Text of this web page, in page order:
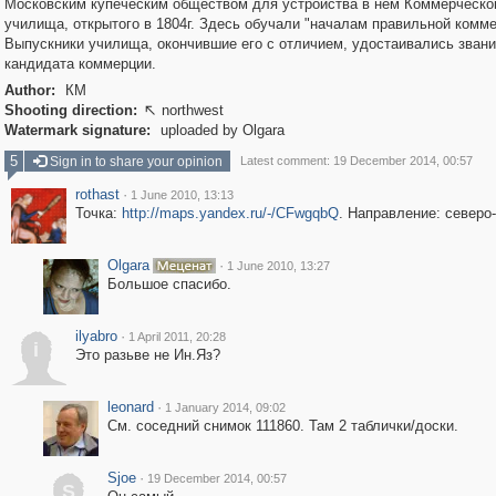
Московским купеческим обществом для устройства в нем
училища, открытого в 1804г. Здесь обучали "началам правильной
Выпускники училища, окончившие его с отличием, удостаивались
кандидата коммерции.
Author:
КМ
Shooting direction:  northwest
Watermark signature:
uploaded by Olgara
5
Sign in to share your opinion Latest comment: 19 December 2014, 00:57
rothast · 1 June 2010, 13:13
Точка: http://maps.yandex.ru/-/CFwgqbQ. Направление:
Olgara · 1 June 2010, 13:27
Большое спасибо.
i
ilyabro · 1 April 2011, 20:28
Это разьве не Ин.Яз?
leonard · 1 January 2014, 09:02
См. соседний снимок 111860. Там 2 таблички/доски.
S
Sjoe · 19 December 2014, 00:57